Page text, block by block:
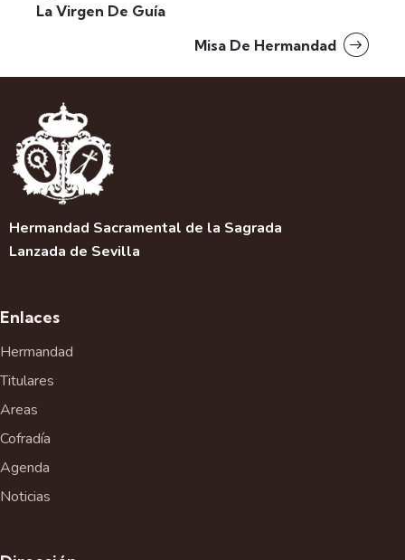
La Virgen De Guía
Misa De Hermandad
Hermandad Sacramental de la Sagrada
Lanzada de Sevilla
Enlaces
Hermandad
Titulares
Areas
Cofradía
Agenda
Noticias